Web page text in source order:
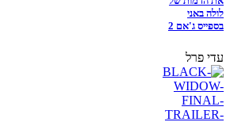
לולה באני
בספייס ג'אם 2
עדי פרל